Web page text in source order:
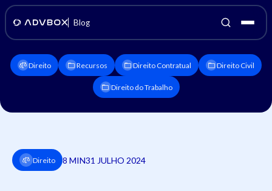
Blog
Direito Recursos Direito Contratual Direito Civil
Direito do Trabalho
Direito 8 MIN31 JULHO 2024